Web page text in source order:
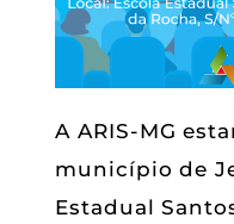
A ARIS-MG
município de
Estadual